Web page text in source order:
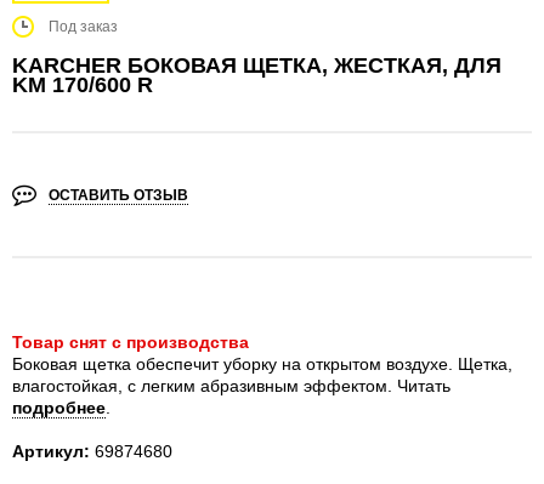
Под заказ
KARCHER БОКОВАЯ ЩЕТКА, ЖЕСТКАЯ, ДЛЯ
KM 170/600 R
ОСТАВИТЬ ОТЗЫВ
Товар снят с производства
Боковая щетка обеспечит уборку на открытом воздухе. Щетка,
влагостойкая, с легким абразивным эффектом.
Читать
подробнее
Артикул: 69874680